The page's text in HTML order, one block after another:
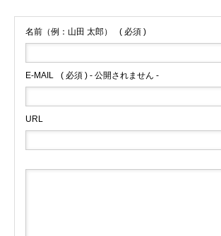
名前（例：山田 太郎） ( 必須 )
E-MAIL ( 必須 ) - 公開されません -
URL